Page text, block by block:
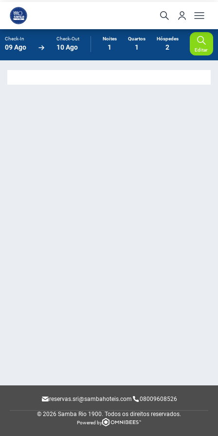
Check-In
09 Ago
Check-Out
10 Ago
Noites
1
Quartos
1
Hóspedes
2 Editar
reservas.sri@sambahoteis.com 08009608526
© 2026 Samba Rio 1900. Todos os direitos reservados.
Powered by